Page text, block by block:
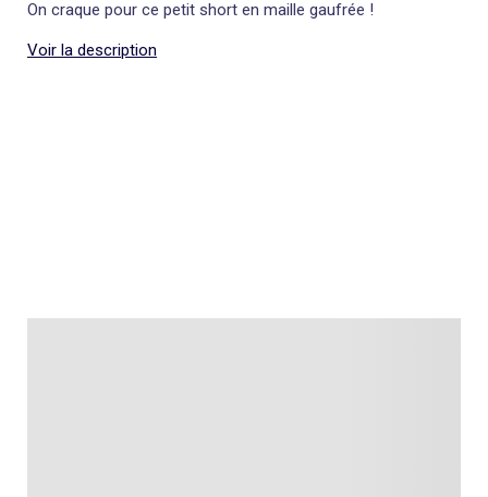
On craque pour ce petit short en maille gaufrée !
Voir la description